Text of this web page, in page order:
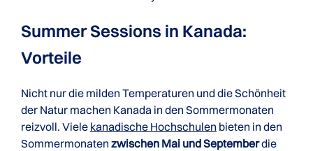
Summer Sessions in Kanada:
Vorteile
Nicht nur die milden Temperaturen und die Schönheit
der Natur machen Kanada in den Sommermonaten
reizvoll. Viele kanadische Hochschulen bieten in den
Sommermonaten zwischen Mai und Septemberdie